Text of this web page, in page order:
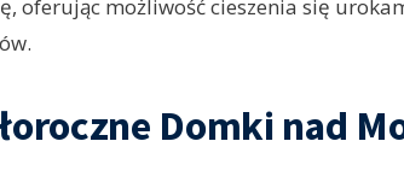
oferując możliwość cieszenia się
Domki nad